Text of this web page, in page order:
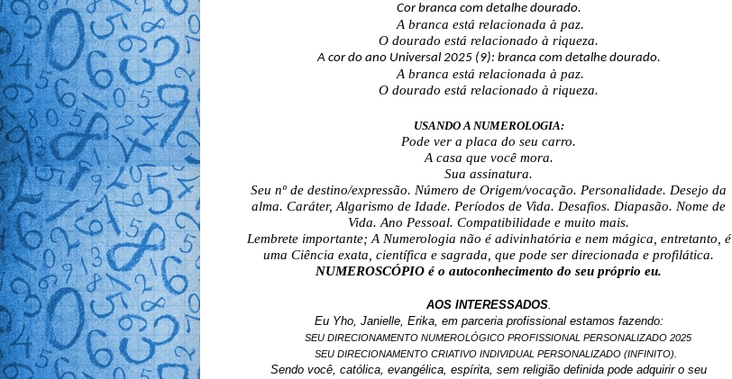
Cor branca com detalhe dourado.
A branca está relacionada à paz.
O dourado está relacionado à riqueza.
A cor do ano Universal 2025 (9): branca com detalhe dourado.
A branca está relacionada à paz.
O dourado está relacionado à riqueza.
USANDO A NUMEROLOGIA:
Pode ver a placa do seu carro.
A casa que você mora.
Sua assinatura.
Seu nº de destino/expressão. Número de Origem/vocação. Personalidade. Desejo da
alma. Caráter, Algarismo de Idade. Períodos de Vida. Desafios. Diapasão. Nome de
Vida. Ano Pessoal. Compatibilidade e muito mais.
Lembrete importante; A Numerologia não é adivinhatória e nem mágica, entretanto, é
uma Ciência exata, científica e sagrada, que pode ser direcionada e profilática.
NUMEROSCÓPIO é o autoconhecimento do seu próprio eu.
AOS INTERESSADOS.
Eu Yho, Janielle, Erika, em parceria profissional estamos fazendo:
SEU DIRECIONAMENTO NUMEROLÓGICO PROFISSIONAL PERSONALIZADO 2025
SEU DIRECIONAMENTO CRIATIVO INDIVIDUAL PERSONALIZADO (INFINITO).
Sendo você, católica, evangélica, espírita, sem religião definida pode adquirir o seu